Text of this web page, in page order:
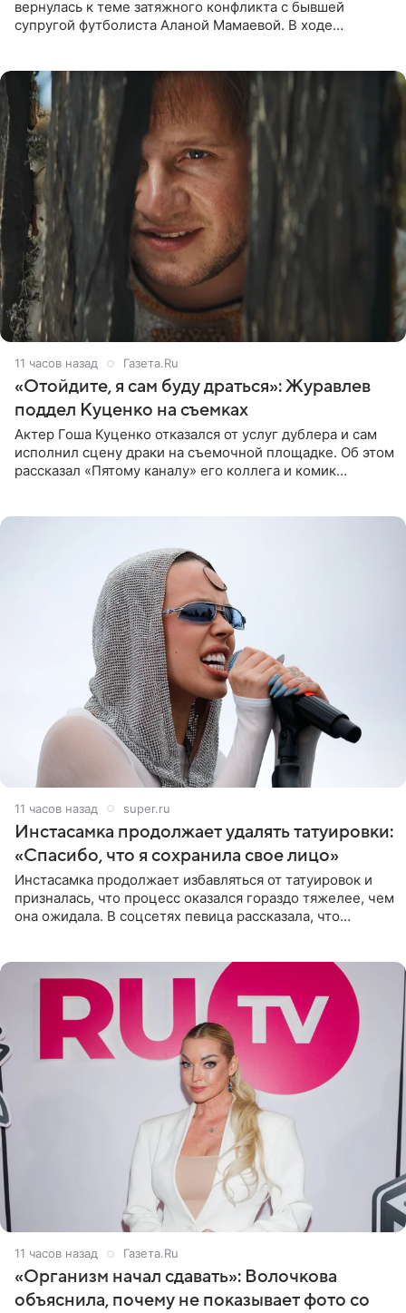
вернулась к теме затяжного конфликта с бывшей
супругой футболиста Аланой Мамаевой. В ходе
11 часов назад Газета.Ru
«Отойдите, я сам буду драться»: Журавлев
поддел Куценко на съемках
Актер Гоша Куценко отказался от услуг дублера и сам
исполнил сцену драки на съемочной площадке. Об этом
рассказал «Пятому каналу» его коллега и комик
11 часов назад super.ru
Инстасамка продолжает удалять татуировки:
«Спасибо, что я сохранила свое лицо»
Инстасамка продолжает избавляться от татуировок и
призналась, что процесс оказался гораздо тяжелее, чем
она ожидала. В соцсетях певица рассказала, что
11 часов назад Газета.Ru
«Организм начал сдавать»: Волочкова
объяснила, почему не показывает фото со